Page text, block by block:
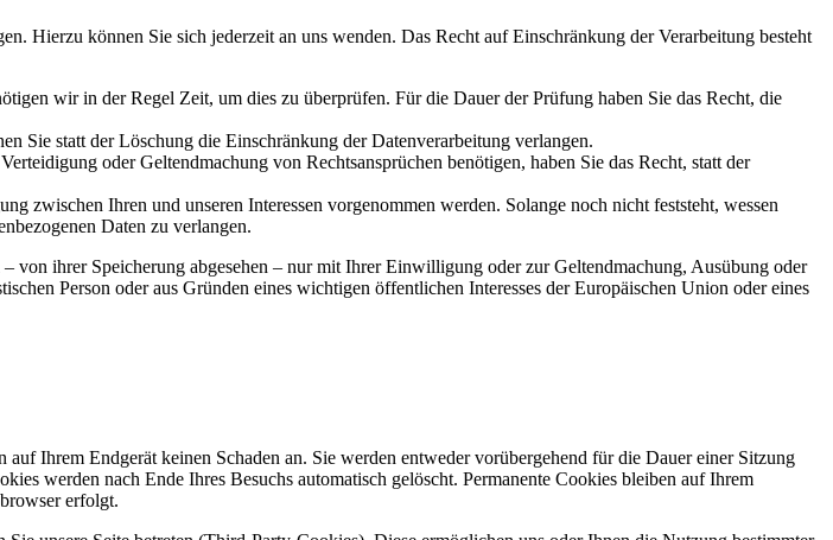
Hierzu können Sie sich jederzeit an uns wenden. Das Recht auf Einschränkung der Verarbeitung besteht
wir in der Regel Zeit, um dies zu überprüfen. Für die Dauer der Prüfung haben Sie das Recht, die
Sie statt der Löschung die Einschränkung der Datenverarbeitung verlangen.
oder Geltendmachung von Rechtsansprüchen benötigen, haben Sie das Recht, statt der
zwischen Ihren und unseren Interessen vorgenommen werden. Solange noch nicht feststeht, wessen
Daten zu verlangen.
von ihrer Speicherung abgesehen – nur mit Ihrer Einwilligung oder zur Geltendmachung, Ausübung oder
Person oder aus Gründen eines wichtigen öffentlichen Interesses der Europäischen Union oder eines
Ihrem Endgerät keinen Schaden an. Sie werden entweder vorübergehend für die Dauer einer Sitzung
werden nach Ende Ihres Besuchs automatisch gelöscht. Permanente Cookies bleiben auf Ihrem
erfolgt.